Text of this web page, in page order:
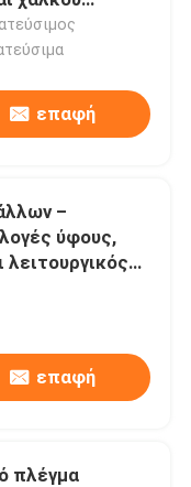
και το
επαφή
–
ύφους,
λειτουργικός
επαφή
πλέγμα